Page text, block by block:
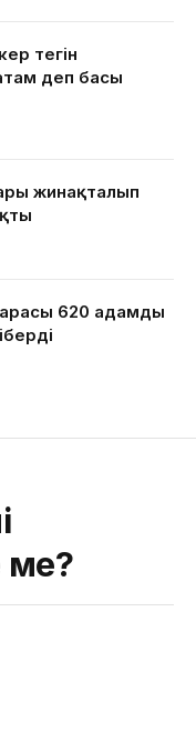
тегін
деп басы
жинақталып
620 адамды
ме?